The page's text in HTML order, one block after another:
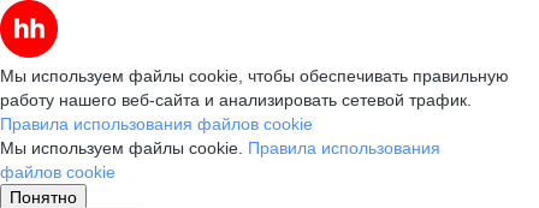
Мы используем файлы cookie, чтобы обеспечивать правильную
работу нашего веб-сайта и анализировать сетевой трафик.
Правила использования файлов cookie
Мы используем файлы cookie. Правила использования
файлов cookie
Понятно